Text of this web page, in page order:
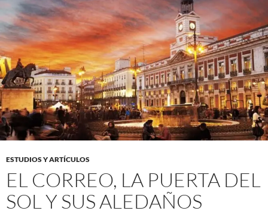
ESTUDIOS Y ARTÍCULOS
EL CORREO, LA PUERTA DEL
SOL Y SUS ALEDAÑOS